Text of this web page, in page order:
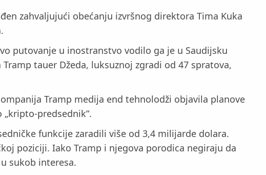
zahvaljujući obećanju izvršnog direktora Tima Kuka
putovanje u inostranstvo vodilo ga je u Saudijsku
tauer Džeda, luksuznoj zgradi od 47 spratova,
Tramp medija end tehnolodži objavila planove
predsednik“.
funkcije zaradili više od 3,4 milijarde dolara.
poziciji. Iako Tramp i njegova porodica negiraju da
sukob interesa.